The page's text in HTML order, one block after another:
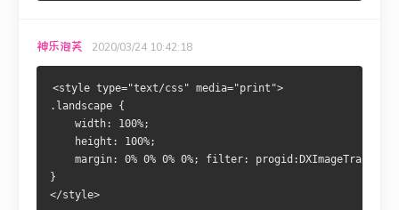
神乐泡芙 2020/03/24 10:42:18
<style type="text/css" media="print">
.landscape {
    width: 100%;
    height: 100%;
margin: 0% 0% 0% 0%; filter:
}
</style>